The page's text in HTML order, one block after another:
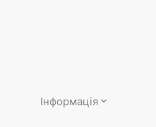
Інформація